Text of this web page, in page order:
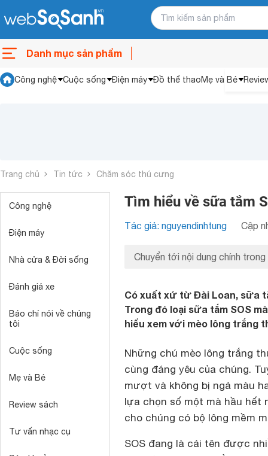
Danh mục sản phẩm
Công nghệ Cuộc sống Điện máy Đồ thể thaoMẹ và Bé
Trang chủ Tin tức Chăm sóc thú cưng
Công nghệ
Điện máy
Nhà cửa & Đời sống
Đánh giá xe
Báo chí nói về chúng
tôi
Cuộc sống
Mẹ và Bé
Review sách
Tư vấn nhạc cụ
Tìm hiểu về sữa tắm
Tác giả: nguyendinhtung Cập
Chuyển tới nội dung chính trong
Có xuất xứ từ Đài Loan, sữa
Trong đó loại sữa tắm SOS
hiểu xem với mèo lông trắng
Những chú mèo lông trắng
cùng đáng yêu của chúng.
mượt và không bị ngả màu
lựa chọn số một mà hầu hết
cho chúng có bộ lông mềm
SOS đang là cái tên được